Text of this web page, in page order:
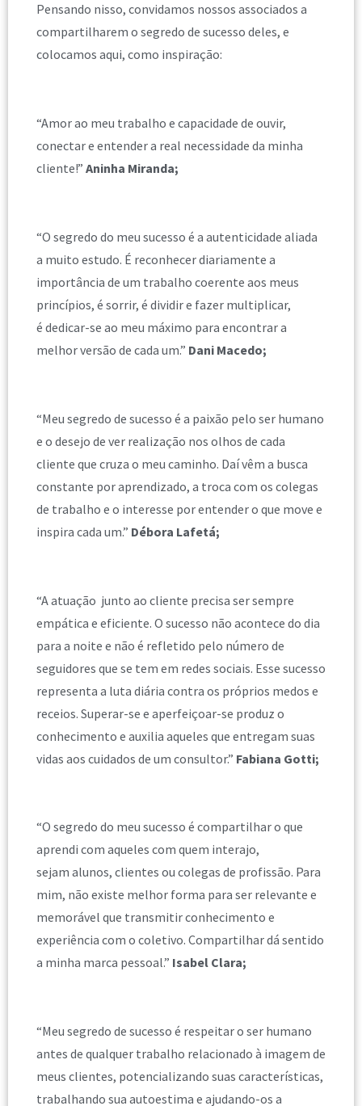
Pensando nisso, convidamos nossos associados a
compartilharem o segredo de sucesso deles, e
colocamos aqui, como inspiração:
“Amor ao meu trabalho e capacidade de ouvir,
conectar e entender a real necessidade da minha
cliente!” Aninha Miranda;
“O segredo do meu sucesso é a autenticidade aliada
a muito estudo. É reconhecer diariamente a
importância de um trabalho coerente aos meus
princípios, é sorrir, é dividir e fazer multiplicar,
é dedicar-se ao meu máximo para encontrar a
melhor versão de cada um.” Dani Macedo;
“Meu segredo de sucesso é a paixão pelo ser humano
e o desejo de ver realização nos olhos de cada
cliente que cruza o meu caminho. Daí vêm a busca
constante por aprendizado, a troca com os colegas
de trabalho e o interesse por entender o que move e
inspira cada um.” Débora Lafetá;
“A atuação junto ao cliente precisa ser sempre
empática e eficiente. O sucesso não acontece do dia
para a noite e não é refletido pelo número de
seguidores que se tem em redes sociais. Esse sucesso
representa a luta diária contra os próprios medos e
receios. Superar-se e aperfeiçoar-se produz o
conhecimento e auxilia aqueles que entregam suas
vidas aos cuidados de um consultor.” Fabiana Gotti;
“O segredo do meu sucesso é compartilhar o que
aprendi com aqueles com quem interajo,
sejam alunos, clientes ou colegas de profissão. Para
mim, não existe melhor forma para ser relevante e
memorável que transmitir conhecimento e
experiência com o coletivo. Compartilhar dá sentido
a minha marca pessoal.” Isabel Clara;
“Meu segredo de sucesso é respeitar o ser humano
antes de qualquer trabalho relacionado à imagem de
meus clientes, potencializando suas características,
trabalhando sua autoestima e ajudando-os a